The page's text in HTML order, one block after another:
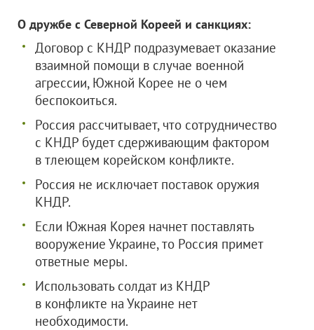
О дружбе с Северной Кореей и санкциях:
Договор с КНДР подразумевает оказание
взаимной помощи в случае военной
агрессии, Южной Корее не о чем
беспокоиться.
Россия рассчитывает, что сотрудничество
с КНДР будет сдерживающим фактором
в тлеющем корейском конфликте.
Россия не исключает поставок оружия
КНДР.
Если Южная Корея начнет поставлять
вооружение Украине, то Россия примет
ответные меры.
Использовать солдат из КНДР
в конфликте на Украине нет
необходимости.